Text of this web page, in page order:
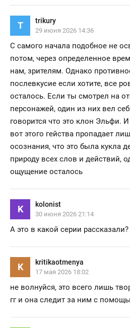
T trikury
29 июня 2026 14:36
С самого начала подобное не
потом, через определенное
нам, зрителям. Однако
послевкусие если хотите, все
осталось. Если ты смотрел на
персонажей, один из них вел
говорится что это клон Эльфи.
вот этого гейства пропадает
осознания, что это была кукла
природу всех слов и действий,
ощущение осталось
K kolonist
30 июня 2026 21:14
А это в какой серии
K kritikaotmenya
17 мая 2026 18:02
не волнуйся, это всего лишь
гг и она следит за ним с